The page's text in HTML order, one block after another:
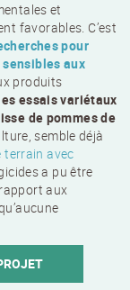
et
favorables. C’est
pour
aux
produits
essais variétaux
de pommes de
semble déjà
terrain avec
a pu être
aux